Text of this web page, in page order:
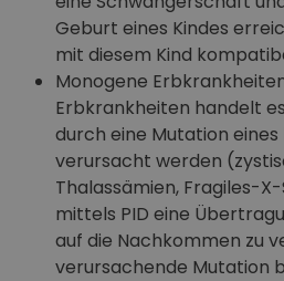
Geburt eines Kindes
mit diesem Kind
Monogene
Erbkrankheiten handelt
durch eine Mutation
verursacht werden
Thalassämien, Fragiles-
mittels PID eine
auf die Nachkommen zu
verursachende Mutation